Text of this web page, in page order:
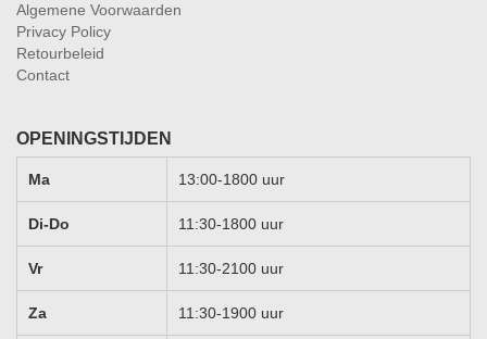
Algemene Voorwaarden
Privacy Policy
Retourbeleid
Contact
OPENINGSTIJDEN
Ma 13:00-1800 uur
Di-Do 11:30-1800 uur
Vr 11:30-2100 uur
Za 11:30-1900 uur